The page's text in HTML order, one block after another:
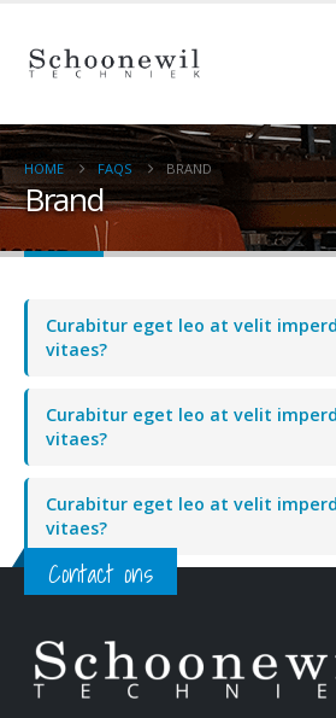
HOME FAQS BRAND
Brand
Curabitur eget leo at velit
vitaes?
Curabitur eget leo at velit
vitaes?
Curabitur eget leo at velit
vitaes?
Contact ons